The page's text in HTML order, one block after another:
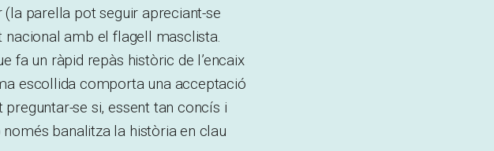
parella pot seguir apreciant-se
amb el flagell masclista.
fa un ràpid repàs històric de l’encaix
escollida comporta una acceptació
se si, essent tan concís i
banalitza la història en clau